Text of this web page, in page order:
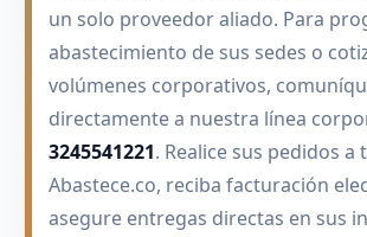
un solo proveedor aliado. Para
abastecimiento de sus sedes o
volúmenes corporativos,
directamente a nuestra línea
3245541221. Realice sus pedidos a
Abastece.co, reciba facturación
asegure entregas directas en sus